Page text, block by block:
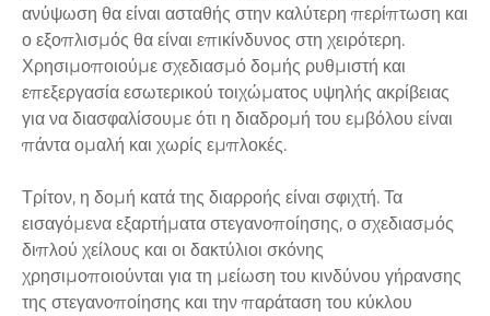
ανύψωση θα είναι ασταθής στην καλύτερη περίπτωση και
ο εξοπλισμός θα είναι επικίνδυνος στη χειρότερη.
Χρησιμοποιούμε σχεδιασμό δομής ρυθμιστή και
επεξεργασία εσωτερικού τοιχώματος υψηλής ακρίβειας
για να διασφαλίσουμε ότι η διαδρομή του εμβόλου είναι
πάντα ομαλή και χωρίς εμπλοκές.
Τρίτον, η δομή κατά της διαρροής είναι σφιχτή. Τα
εισαγόμενα εξαρτήματα στεγανοποίησης, ο σχεδιασμός
διπλού χείλους και οι δακτύλιοι σκόνης
χρησιμοποιούνται για τη μείωση του κινδύνου γήρανσης
της στεγανοποίησης και την παράταση του κύκλου